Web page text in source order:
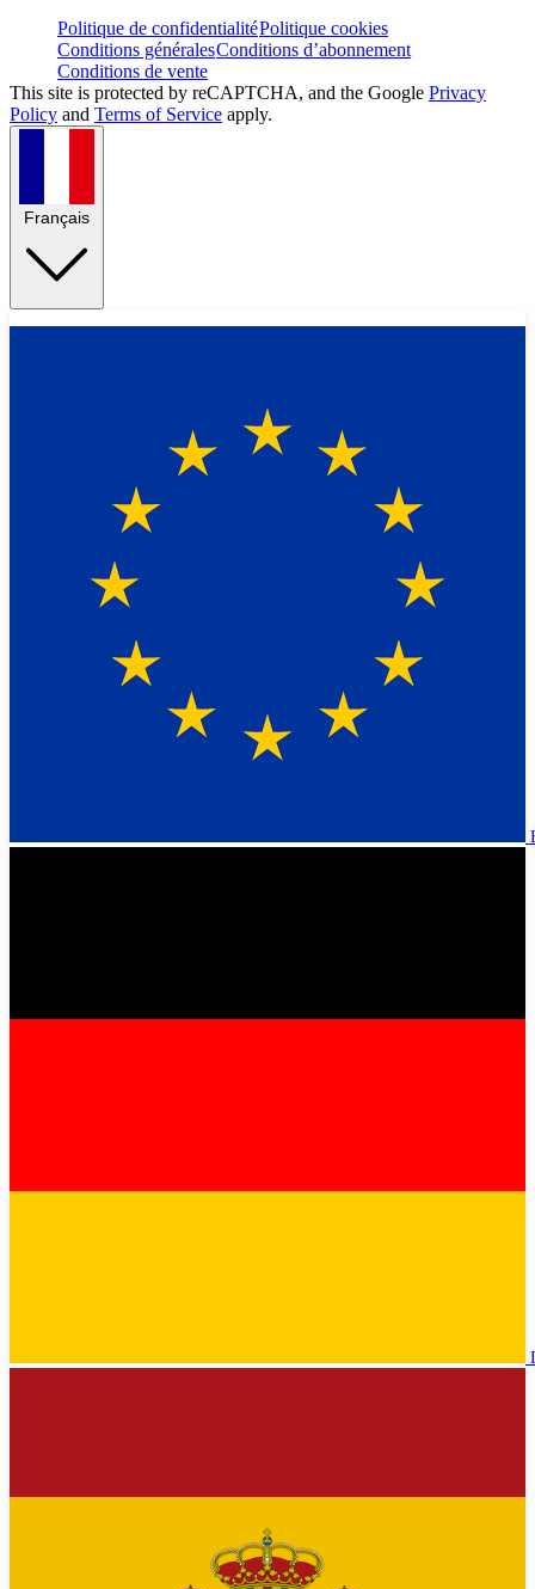
Politique de confidentialitéPolitique cookies
Conditions généralesConditions d’abonnement
Conditions de vente
This site is protected by reCAPTCHA, and the Google Privacy
Policy and Terms of Service apply.
Français